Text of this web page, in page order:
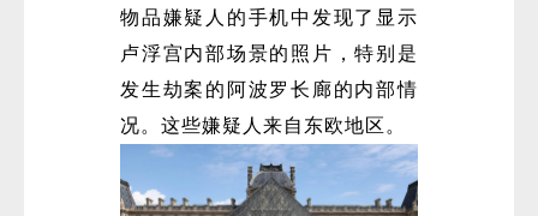
物品嫌疑人的手机中发现了显示
卢浮宫内部场景的照片，特别是
发生劫案的阿波罗长廊的内部情
况。这些嫌疑人来自东欧地区。